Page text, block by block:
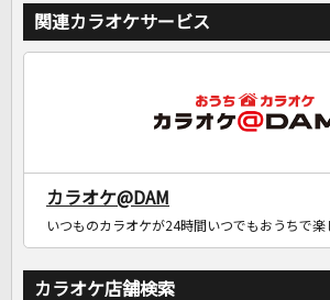
関連カラオケサービス
カラオケ@DAM
いつものカラオケが24時間いつでもおうちで楽
カラオケ店舗検索